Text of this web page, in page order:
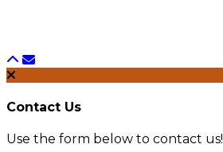
Contact Us
Use the form below to contact us!